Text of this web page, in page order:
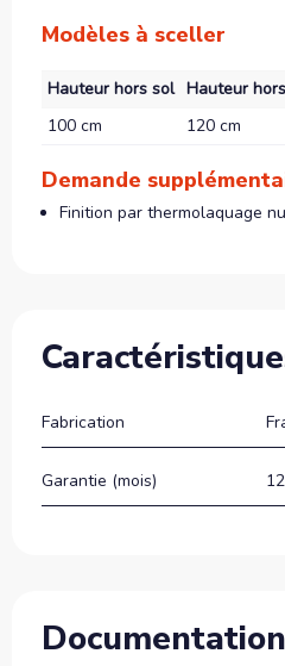
Modèles à sceller
Hauteur hors sol Hauteur
100 cm
120 cm
Demande
Finition par thermolaquage
Fabrication
Garantie (mois) 12